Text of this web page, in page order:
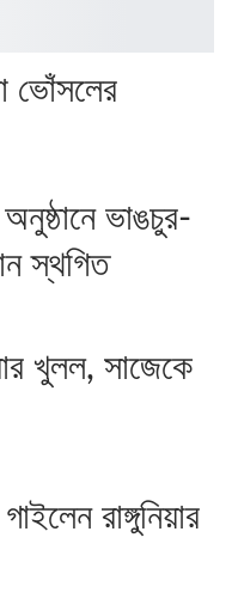
ভোঁসলের
ভাঙচুর-
স্থগিত
খুলল, সাজেকে
রাঙ্গুনিয়ার